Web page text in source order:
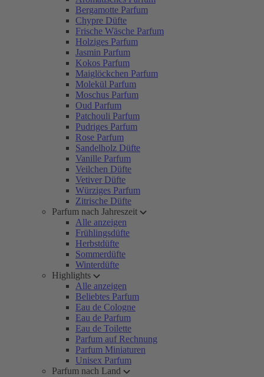
Bergamotte Parfum
Chypre Düfte
Frische Wäsche Parfum
Holziges Parfum
Jasmin Parfum
Kokos Parfum
Maiglöckchen Parfum
Molekül Parfum
Moschus Parfum
Oud Parfum
Patchouli Parfum
Pudriges Parfum
Rose Parfum
Sandelholz Düfte
Vanille Parfum
Veilchen Düfte
Vetiver Düfte
Würziges Parfum
Zitrische Düfte
Parfum nach Jahreszeit
Alle anzeigen
Frühlingsdüfte
Herbstdüfte
Sommerdüfte
Winterdüfte
Highlights
Alle anzeigen
Beliebtes Parfum
Eau de Cologne
Eau de Parfum
Eau de Toilette
Parfum auf Rechnung
Parfum Miniaturen
Unisex Parfum
Parfum nach Land